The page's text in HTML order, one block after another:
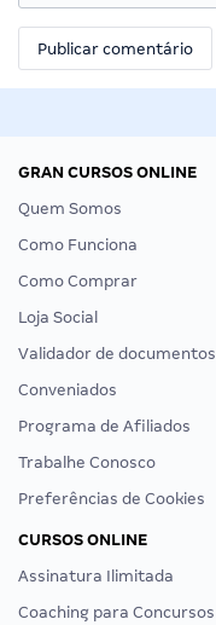
GRAN CURSOS ONLINE
Quem Somos
Como Funciona
Como Comprar
Loja Social
Validador de documentos
Conveniados
Programa de Afiliados
Trabalhe Conosco
Preferências de Cookies
CURSOS ONLINE
Assinatura Ilimitada
Coaching para Concursos